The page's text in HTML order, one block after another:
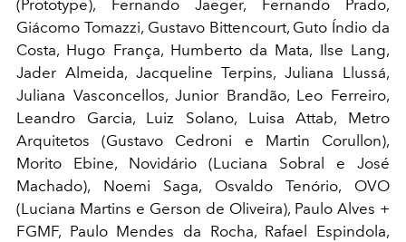
(Prototype), Fernando Jaeger, Fernando Prado,
Giácomo Tomazzi, Gustavo Bittencourt, Guto Índio da
Costa, Hugo França, Humberto da Mata, Ilse Lang,
Jader Almeida, Jacqueline Terpins, Juliana Llussá,
Juliana Vasconcellos, Junior Brandão, Leo Ferreiro,
Leandro Garcia, Luiz Solano, Luisa Attab, Metro
Arquitetos (Gustavo Cedroni e Martin Corullon),
Morito Ebine, Novidário (Luciana Sobral e José
Machado), Noemi Saga, Osvaldo Tenório, OVO
(Luciana Martins e Gerson de Oliveira), Paulo Alves +
FGMF, Paulo Mendes da Rocha, Rafael Espindola,